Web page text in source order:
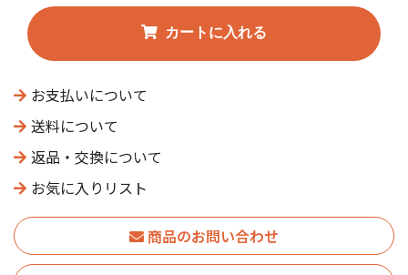
お支払いについて
送料について
返品・交換について
お気に入りリスト
商品のお問い合わせ